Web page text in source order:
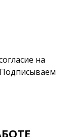
на